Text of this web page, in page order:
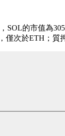
SOL的市值為
僅次於ETH；質